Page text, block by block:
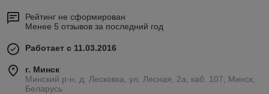
Рейтинг не сформирован
Менее 5 отзывов за последний год
Работает с 11.03.2016
г. Минск
Минский р-н, д. Лесковка, ул. Лесная, 2а, каб. 107, Минск,
Беларусь